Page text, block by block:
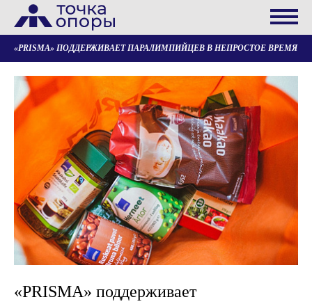
«PRISMA» ПОДДЕРЖИВАЕТ ПАРАЛИМПИЙЦЕВ В НЕПРОСТОЕ ВРЕМЯ
«PRISMA» поддерживает